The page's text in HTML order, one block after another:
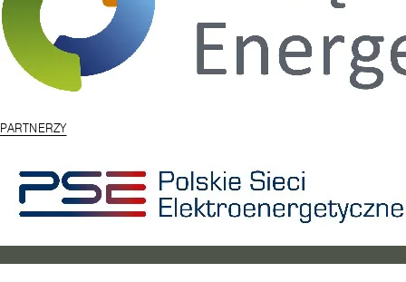
PARTNERZY